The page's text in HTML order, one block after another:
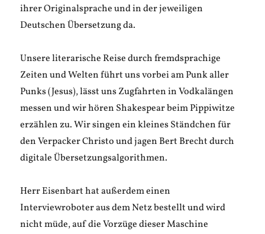
ihrer Originalsprache und in der jeweiligen
Deutschen Übersetzung da.
Unsere literarische Reise durch fremdsprachige
Zeiten und Welten führt uns vorbei am Punk aller
Punks (Jesus), lässt uns Zugfahrten in Vodkalängen
messen und wir hören Shakespear beim Pippiwitze
erzählen zu. Wir singen ein kleines Ständchen für
den Verpacker Christo und jagen Bert Brecht durch
digitale Übersetzungsalgorithmen.
Herr Eisenbart hat außerdem einen
Interviewroboter aus dem Netz bestellt und wird
nicht müde, auf die Vorzüge dieser Maschine